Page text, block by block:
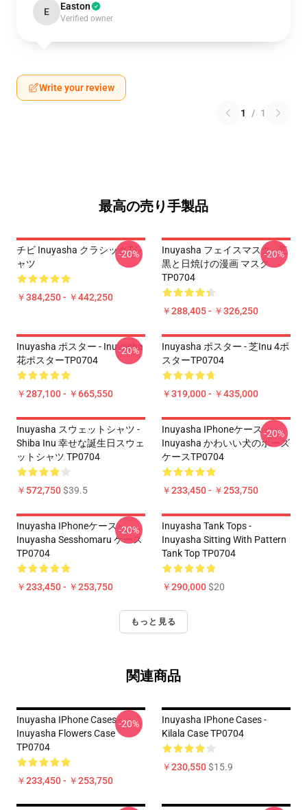
E Easton
Verified owner
Write your review
1 / 1
最高の売り手製品
チビ Inuyasha クラシックTシ
ャツ
￥384,250 - ￥442,250
-20%
Inuyasha フェイスマスク - 芝
黒と日焼けの漫画 マスク
TP0704
￥288,405 - ￥326,250
-20%
Inuyasha ポスター - Inuyasha
花ポスターTP0704
￥287,100 - ￥665,550
-20%
Inuyasha ポスター - 芝inu 4ポ
スターTP0704
￥319,000 - ￥435,000
Inuyasha スウェットシャツ -
Shiba Inu 幸せな誕生日スウェ
ットシャツ TP0704
￥572,750$39.5
Inuyasha IPhoneケース -
Inuyasha かわいい犬のポーズ
ケースTP0704
￥233,450 - ￥253,750
-20%
Inuyasha IPhoneケース -
Inuyasha Sesshomaru ケース
TP0704
￥233,450 - ￥253,750
-20%
Inuyasha Tank Tops -
Inuyasha Sitting With Pattern
Tank Top TP0704
￥290,000$20
もっと見る
関連商品
Inuyasha IPhone Cases -
Inuyasha Flowers Case
TP0704
￥233,450 - ￥253,750
-20%
Inuyasha IPhone Cases -
Kilala Case TP0704
￥230,550$15.9